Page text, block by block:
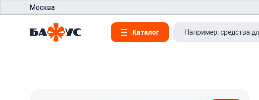
Москва
Каталог